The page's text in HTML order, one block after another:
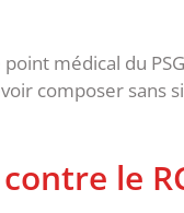
médical du
composer sans
le